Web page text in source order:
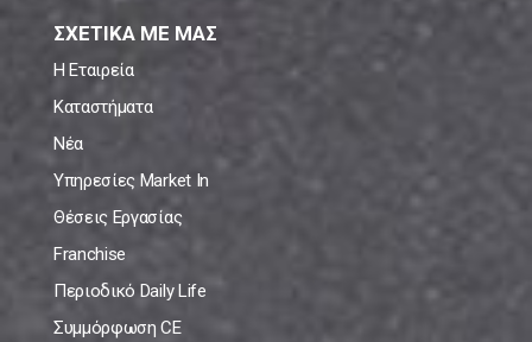
ΣΧΕΤΙΚΑ ΜΕ ΜΑΣ
Η Εταιρεία
Καταστήματα
Νέα
Υπηρεσίες Market In
Θέσεις Εργασίας
Franchise
Περιοδικό Daily Life
Συμμόρφωση CE